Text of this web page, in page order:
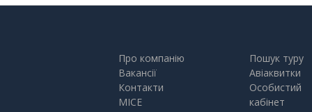
Про компанію
Вакансії
Контакти
MICE
Пошук туру
Авіаквитки
Особистий
кабінет